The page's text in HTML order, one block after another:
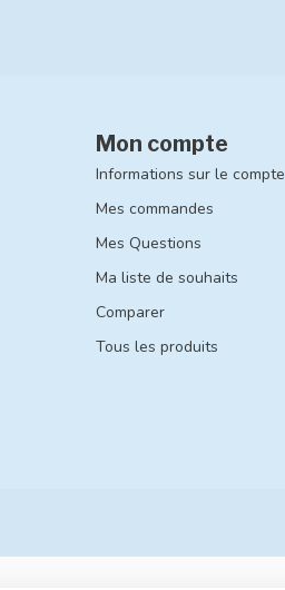
Mon compte
Informations sur le compte
Mes commandes
Mes Questions
Ma liste de souhaits
Comparer
Tous les produits